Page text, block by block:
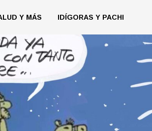
Y MÁS IDÍGORAS Y PACHI